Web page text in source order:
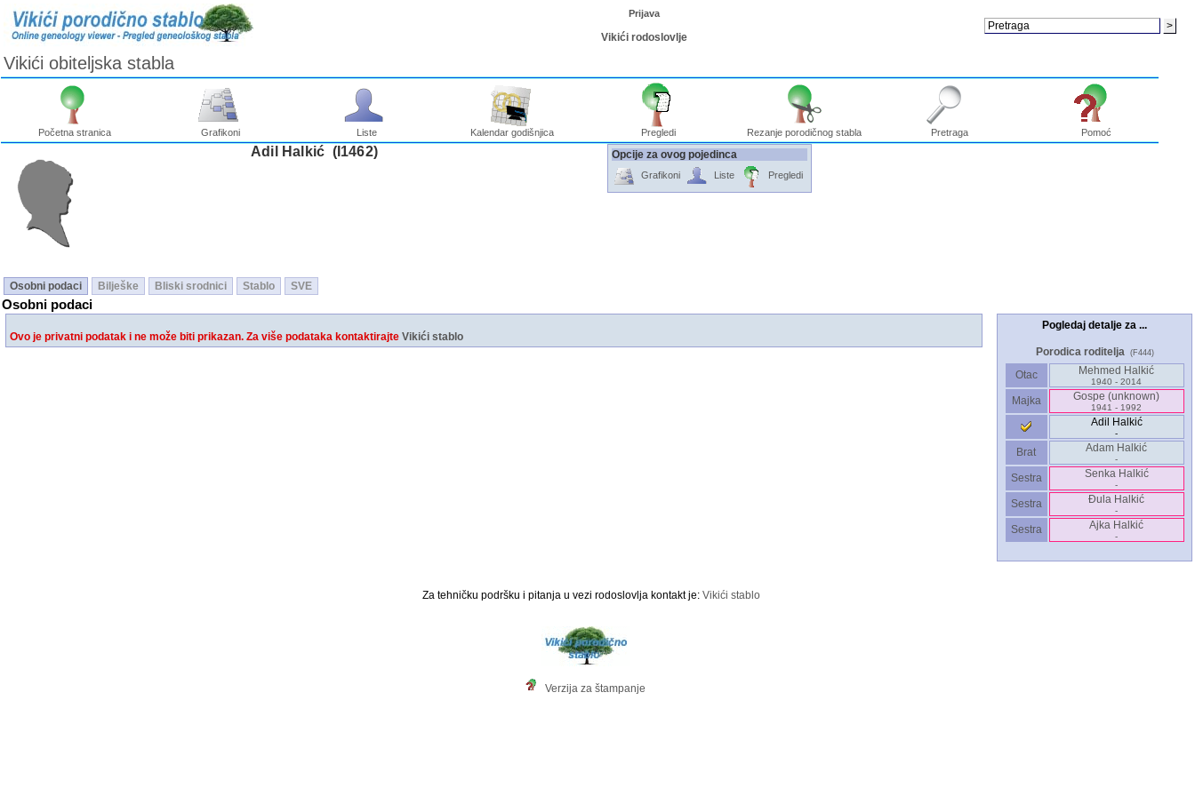
Prijava
Vikići rodoslovlje
Vikići obiteljska stabla
Početna stranica Grafikoni Liste Kalendar godišnjica Pregledi Rezanje porodičnog stabla Pretraga Pomoć
Adil Halkić ‎(I1462)‎ Opcije za ovog pojedinca
Grafikoni Liste Pregledi
Osobni podaci Bilješke Bliski srodnici Stablo SVE
Osobni podaci
Ovo je privatni podatak i ne može biti prikazan. Za više podataka kontaktirajte Vikići stablo
Pogledaj detalje za ...
Porodica roditelja (F444)
Otac Mehmed Halkić
1940 - 2014
Majka Gospe ‎(unknown)‎
1941 - 1992
Adil Halkić
-
Brat Adam Halkić
-
Sestra Senka Halkić
-
Sestra Đula Halkić
-
Sestra Ajka Halkić
-
Za tehničku podršku i pitanja u vezi rodoslovlja kontakt je:Vikići stablo
Verzija za štampanje